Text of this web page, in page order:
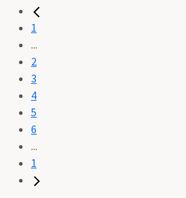
1
...
2
3
4
5
6
...
1